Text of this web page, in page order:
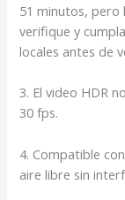
51 minutos, pero
verifique y
locales antes de
3. El video HDR
30 fps.
4. Compatible
aire libre sin